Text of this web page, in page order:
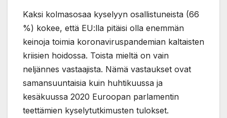
Kaksi kolmasosaa kyselyyn osallistuneista (66
%) kokee, että EU:lla pitäisi olla enemmän
keinoja toimia koronaviruspandemian kaltaisten
kriisien hoidossa. Toista mieltä on vain
neljännes vastaajista. Nämä vastaukset ovat
samansuuntaisia kuin huhtikuussa ja
kesäkuussa 2020 Euroopan parlamentin
teettämien kyselytutkimusten tulokset.